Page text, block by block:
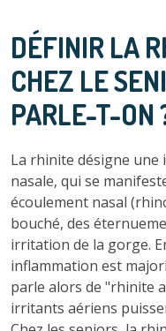
DÉFINIR LA
CHEZ LE
PARLE-T-ON
La rhinite désigne une
nasale, qui se
écoulement nasal
bouché, des
irritation de la gorge.
inflammation est
parle alors de "rhinite
irritants aériens